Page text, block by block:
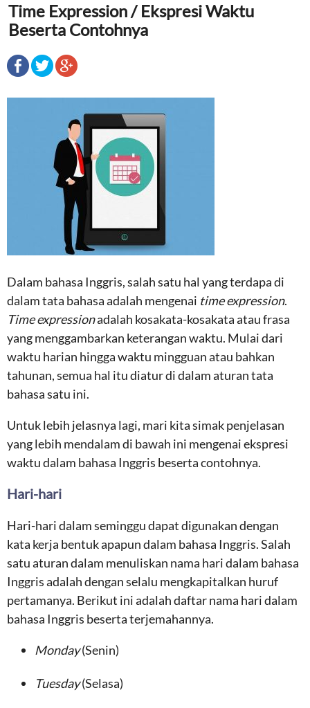
Time Expression / Ekspresi Waktu
Beserta Contohnya
Dalam bahasa Inggris, salah satu hal yang terdapa di
dalam tata bahasa adalah mengenai time expression.
Time expressionadalah kosakata-kosakata atau frasa
yang menggambarkan keterangan waktu. Mulai dari
waktu harian hingga waktu mingguan atau bahkan
tahunan, semua hal itu diatur di dalam aturan tata
bahasa satu ini.
Untuk lebih jelasnya lagi, mari kita simak penjelasan
yang lebih mendalam di bawah ini mengenai ekspresi
waktu dalam bahasa Inggris beserta contohnya.
Hari-hari
Hari-hari dalam seminggu dapat digunakan dengan
kata kerja bentuk apapun dalam bahasa Inggris. Salah
satu aturan dalam menuliskan nama hari dalam bahasa
Inggris adalah dengan selalu mengkapitalkan huruf
pertamanya. Berikut ini adalah daftar nama hari dalam
bahasa Inggris beserta terjemahannya.
Monday(Senin)
Tuesday(Selasa)